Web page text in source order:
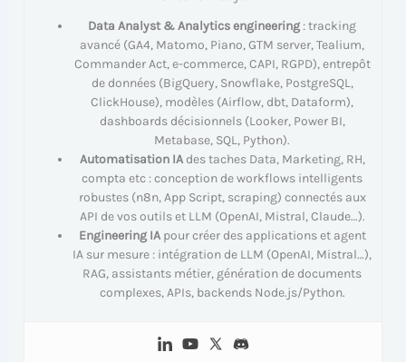
Data Analyst & Analytics engineering: tracking
avancé (GA4, Matomo, Piano, GTM server, Tealium,
Commander Act, e-commerce, CAPI, RGPD), entrepôt
de données (BigQuery, Snowflake, PostgreSQL,
ClickHouse), modèles (Airflow, dbt, Dataform),
dashboards décisionnels (Looker, Power BI,
Metabase, SQL, Python).
Automatisation IAdes taches Data, Marketing, RH,
compta etc : conception de workflows intelligents
robustes (n8n, App Script, scraping) connectés aux
API de vos outils et LLM (OpenAI, Mistral, Claude…).
Engineering IApour créer des applications et agent
IA sur mesure : intégration de LLM (OpenAI, Mistral…),
RAG, assistants métier, génération de documents
complexes, APIs, backends Node.js/Python.